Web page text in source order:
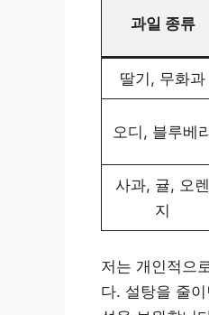
과일 종류
딸기, 무화과
오디, 블루베
사과, 귤, 오렌
지
저는 개인적으
다. 설탕을 줄